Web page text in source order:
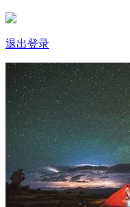
退出登录